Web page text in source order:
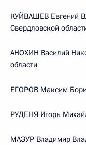
КУЙВАШЕВ Евгений
Свердловской
АНОХИН Василий
области
ЕГОРОВ Максим
РУДЕНЯ Игорь
МАЗУР Владимир